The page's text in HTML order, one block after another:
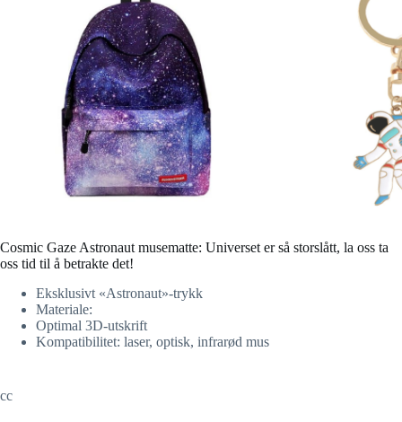
Cosmic Gaze Astronaut musematte: Universet er så storslått, la oss ta
oss tid til å betrakte det!
Eksklusivt «Astronaut»-trykk
Materiale:
Optimal 3D-utskrift
Kompatibilitet: laser, optisk, infrarød mus
cc